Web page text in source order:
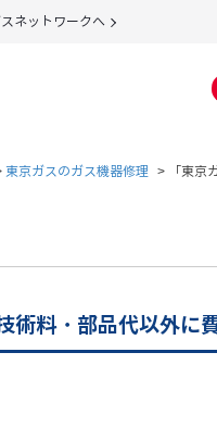
ネットワークへ
東京ガスのガス機器修理 >
「東
術料・部品代以外に